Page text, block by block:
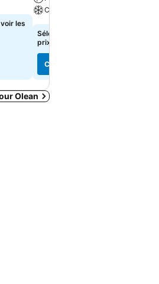
les
Climatisation
Sélectionnez des dates pour voir les
prix exacts
Consulter les prix
Olean